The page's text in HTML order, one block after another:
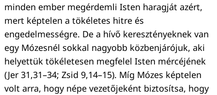
minden ember megérdemli Isten haragját azért,
mert képtelen a tökéletes hitre és
engedelmességre. De a hívő keresztényeknek van
egy Mózesnél sokkal nagyobb közbenjárójuk, aki
helyettük tökéletesen megfelel Isten mércéjének
(Jer 31,31–34; Zsid 9,14–15). Míg Mózes képtelen
volt arra, hogy népe vezetőjeként biztosítsa, hogy
Keresés: